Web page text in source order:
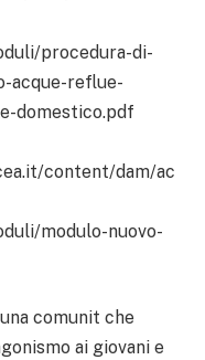
procedura-di-
acque-reflue-
domestico.pdf
content/dam/ac
modulo-nuovo-
comunit che
ai giovani e